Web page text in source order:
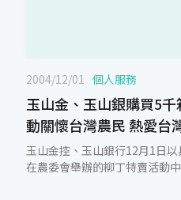
2004/12/01 個人服務
玉山金、玉山銀購買5千箱
動關懷台灣農民
玉山金控、玉山銀行12月1日以
在農委會舉辦的柳丁特賣活動